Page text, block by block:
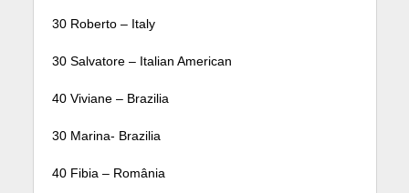
30 Roberto – Italy
30 Salvatore – Italian American
40 Viviane – Brazilia
30 Marina- Brazilia
40 Fibia – România